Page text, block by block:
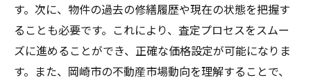
す。次に、物件の過去の修繕履歴や現在の状態を把握す
ることも必要です。これにより、査定プロセスをスムー
ズに進めることができ、正確な価格設定が可能になりま
す。また、岡崎市の不動産市場動向を理解することで、